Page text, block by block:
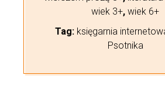
wiek 3+, wiek 6+
Tag: księgarnia
Psotnika